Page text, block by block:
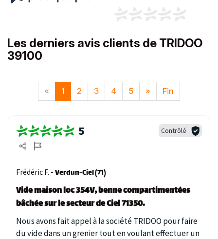
Les derniers avis clients de TRIDOO
39100
« 1 2 3 4 5 » Fin
5 Contrôlé
Frédéric F. - Verdun-Ciel (71)
Vide maison loc 354V, benne compartimentées
bâchée sur le secteur de Ciel 71350.
Nous avons fait appel à la société TRIDOO pour faire
du vide dans un grenier tout en voulant effectuer un